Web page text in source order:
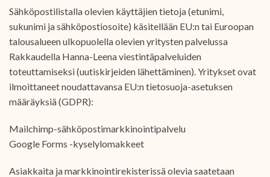
Sähköpostilistalla olevien käyttäjien tietoja (etunimi,
sukunimi ja sähköpostiosoite) käsitellään EU:n tai Euroopan
talousalueen ulkopuolella olevien yritysten palvelussa
Rakkaudella Hanna-Leena viestintäpalveluiden
toteuttamiseksi (uutiskirjeiden lähettäminen). Yritykset ovat
ilmoittaneet noudattavansa EU:n tietosuoja-asetuksen
määräyksiä (GDPR):
Mailchimp-sähköpostimarkkinointipalvelu
Google Forms -kyselylomakkeet
Asiakkaita ja markkinointirekisterissä olevia saatetaan